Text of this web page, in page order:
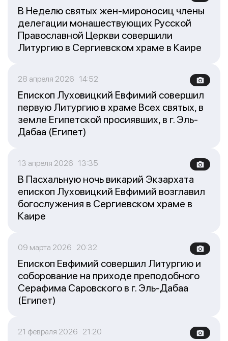
В Неделю святых жен-мироносиц члены
делегации монашествующих Русской
Православной Церкви совершили
Литургию в Сергиевском храме в Каире
28 апреля 2026 14:52
Епископ Луховицкий Евфимий совершил
первую Литургию в храме Всех святых, в
земле Египетской просиявших, в г. Эль-
Дабаа (Египет)
13 апреля 2026 13:35
В Пасхальную ночь викарий Экзархата
епископ Луховицкий Евфимий возглавил
богослужения в Сергиевском храме в
Каире
09 марта 2026 20:32
Епископ Евфимий совершил Литургию и
соборование на приходе преподобного
Серафима Саровского в г. Эль-Дабаа
(Египет)
21 февраля 2026 21:20